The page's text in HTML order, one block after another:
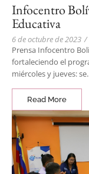
Infocentro
Educativa
6 de octubre de 2023 /
Prensa Infocentro
fortaleciendo el
miércoles y jueves:
Read More